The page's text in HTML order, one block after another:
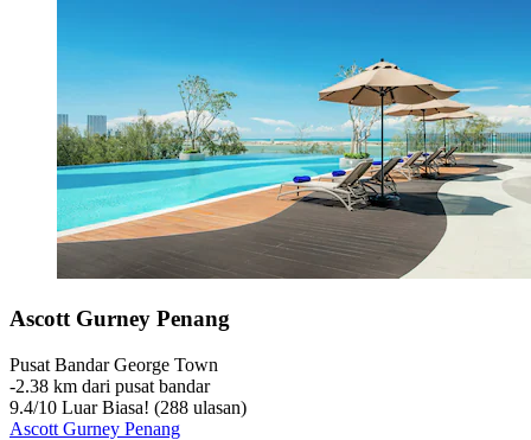
Ascott Gurney Penang
Pusat Bandar George Town
‐2.38 km dari pusat bandar
9.4/10 Luar Biasa! (288 ulasan)
Ascott Gurney Penang